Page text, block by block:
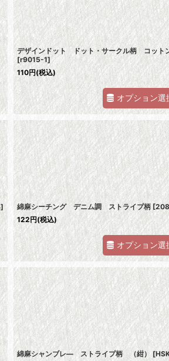
絞り込む
デザインドット ドット・サークル柄 コット
[r9015-1]
110円(税込)
オプション選
]
綿麻シーチング デニム調 ストライプ柄 [
122円(税込)
オプション選
綿麻シャンブレ― ストライプ柄 （紺） [